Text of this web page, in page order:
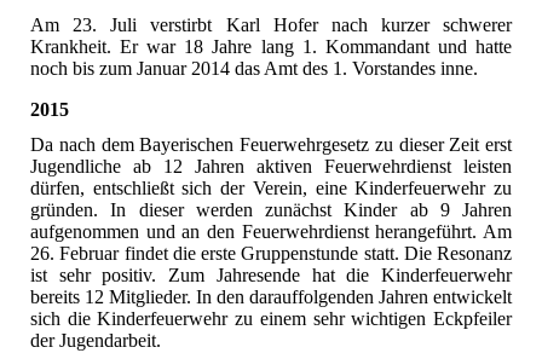
Am 23. Juli verstirbt Karl Hofer nach kurzer schwerer
Krankheit. Er war 18 Jahre lang 1. Kommandant und hatte
noch bis zum Januar 2014 das Amt des 1. Vorstandes inne.
2015
Da nach dem Bayerischen Feuerwehrgesetz zu dieser Zeit erst
Jugendliche ab 12 Jahren aktiven Feuerwehrdienst leisten
dürfen, entschließt sich der Verein, eine Kinderfeuerwehr zu
gründen. In dieser werden zunächst Kinder ab 9 Jahren
aufgenommen und an den Feuerwehrdienst herangeführt. Am
26. Februar findet die erste Gruppenstunde statt. Die Resonanz
ist sehr positiv. Zum Jahresende hat die Kinderfeuerwehr
bereits 12 Mitglieder. In den darauffolgenden Jahren entwickelt
sich die Kinderfeuerwehr zu einem sehr wichtigen Eckpfeiler
der Jugendarbeit.